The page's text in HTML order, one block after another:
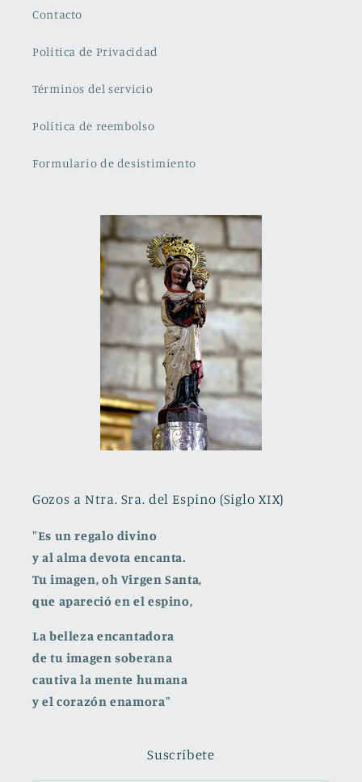
Contacto
Politica de Privacidad
Términos del servicio
Política de reembolso
Formulario de desistimiento
Gozos a Ntra. Sra. del Espino (Siglo XIX)
"Es un regalo divino
y al alma devota encanta.
Tu imagen, oh Virgen Santa,
que apareció en el espino,
La belleza encantadora
de tu imagen soberana
cautiva la mente humana
y el corazón enamora"
Suscríbete